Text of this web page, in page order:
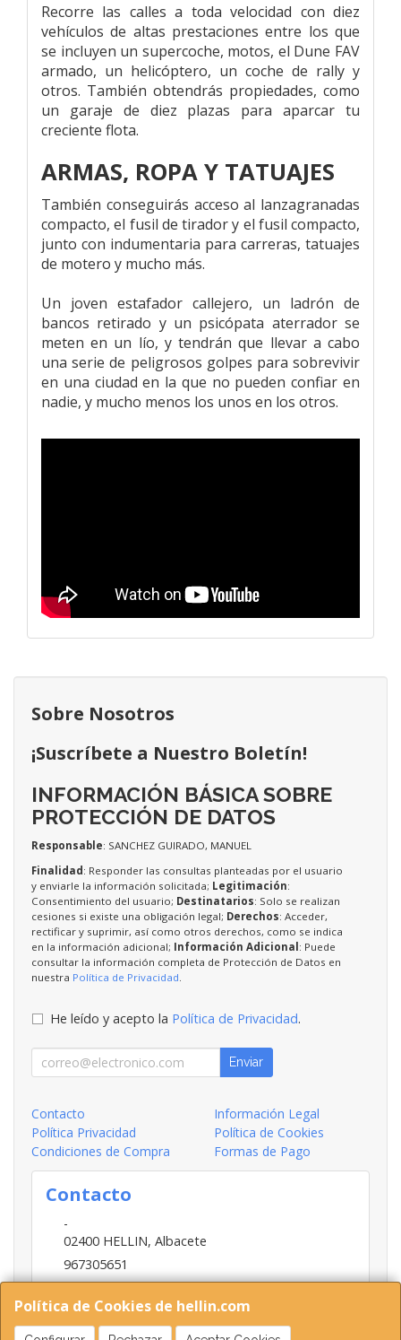
Recorre las calles a toda velocidad con diez
vehículos de altas prestaciones entre los que
se incluyen un supercoche, motos, el Dune FAV
armado, un helicóptero, un coche de rally y
otros. También obtendrás propiedades, como
un garaje de diez plazas para aparcar tu
creciente flota.
ARMAS, ROPA Y TATUAJES
También conseguirás acceso al lanzagranadas
compacto, el fusil de tirador y el fusil compacto,
junto con indumentaria para carreras, tatuajes
de motero y mucho más.
Un joven estafador callejero, un ladrón de
bancos retirado y un psicópata aterrador se
meten en un lío, y tendrán que llevar a cabo
una serie de peligrosos golpes para sobrevivir
en una ciudad en la que no pueden confiar en
nadie, y mucho menos los unos en los otros.
Política de Cookies de hellin.com
Sobre Nosotros
¡Suscríbete a Nuestro Boletín!
INFORMACIÓN BÁSICA SOBRE
PROTECCIÓN DE DATOS
Responsable: SANCHEZ GUIRADO, MANUEL
Finalidad : Responder las consultas planteadas por el usuario
y enviarle la información solicitada; Legitimación:
Consentimiento del usuario; Destinatarios: Solo se realizan
cesiones si existe una obligación legal; Derechos: Acceder,
rectificar y suprimir, así como otros derechos, como se indica
en la información adicional; Información Adicional : Puede
consultar la información completa de Protección de Datos en
nuestra Política de Privacidad
He leído y acepto la Política de Privacidad.
Enviar
Contacto
Información Legal
Política Privacidad
Política de Cookies
Condiciones de Compra
Formas de Pago
Contacto
-
02400 HELLIN, Albacete
967305651
INFO@HELLIN.COM